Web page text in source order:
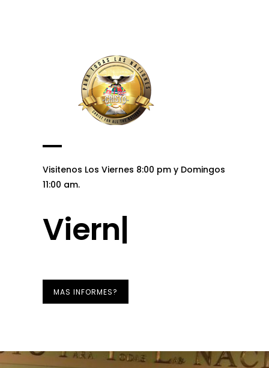
Visitenos Los Viernes 8:00 pm y Domingos
11:00 am.
Domingos
MAS INFORMES?
Image 01
Image 02